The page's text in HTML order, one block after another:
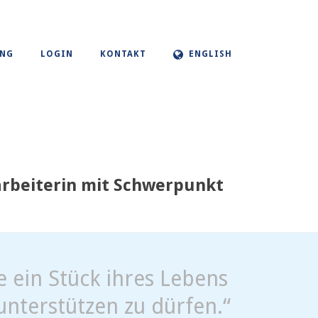
LOGIN KONTAKT ENGLISH
mit Schwerpunkt
ein Stück ihres Lebens
zu dürfen.“